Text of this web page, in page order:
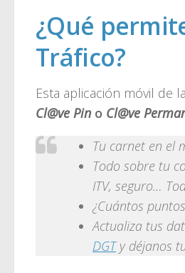
¿Qué
Tráfico?
Esta aplicación móvil de
Cl@ve Pin o Cl@ve
Tu carnet en el
Todo sobre tu
ITV, seguro…
¿Cuántos
Actualiza tus
DGTy déjanos